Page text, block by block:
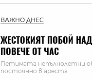
ВАЖНО ДНЕС
ЖЕСТОКИЯТ ПОБОЙ
ПОВЕЧЕ ОТ ЧАС
Петимата непълнолетни
постоянно в ареста